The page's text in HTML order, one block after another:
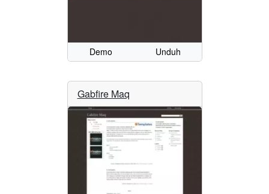
Demo Unduh
Gabfire Maq